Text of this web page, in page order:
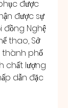
được
được sự
đồng Nghệ
thao, Sở
thành phố
chất lượng
dẫn đặc